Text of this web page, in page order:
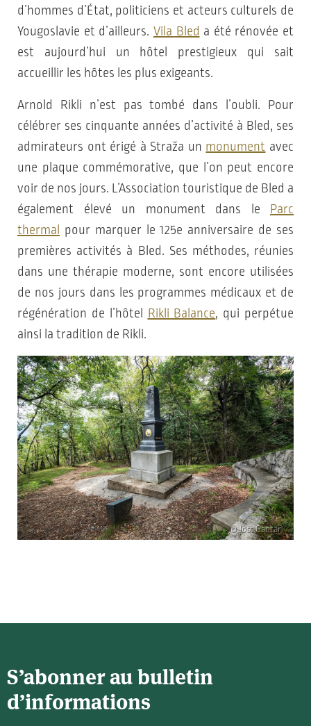
d’hommes d’État, politiciens et acteurs culturels de
Yougoslavie et d’ailleurs. Vila Bled a été rénovée et
est aujourd’hui un hôtel prestigieux qui sait
accueillir les hôtes les plus exigeants.
Arnold Rikli n’est pas tombé dans l’oubli. Pour
célébrer ses cinquante années d’activité à Bled, ses
admirateurs ont érigé à Straža un monument avec
une plaque commémorative, que l’on peut encore
voir de nos jours. L’Association touristique de Bled a
également élevé un monument dans le Parc
thermal
pour marquer le 125e anniversaire de ses
premières activités à Bled. Ses méthodes, réunies
dans une thérapie moderne, sont encore utilisées
de nos jours dans les programmes médicaux et de
régénération de l’hôtel Rikli Balance, qui perpétue
ainsi la tradition de Rikli.
© Jošt Gantar
S’abonner au bulletin
d’informations